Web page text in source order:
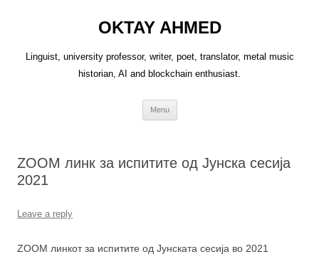
OKTAY AHMED
Linguist, university professor, writer, poet, translator, metal music
historian, AI and blockchain enthusiast.
Menu
ZOOM линк за испитите од Јунска сесија
2021
Leave a reply
ZOOM линкот за испитите од Јунската сесија во 2021